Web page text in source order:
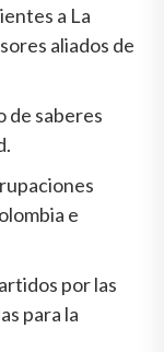
a La
aliados de
de saberes
e
por las
para la